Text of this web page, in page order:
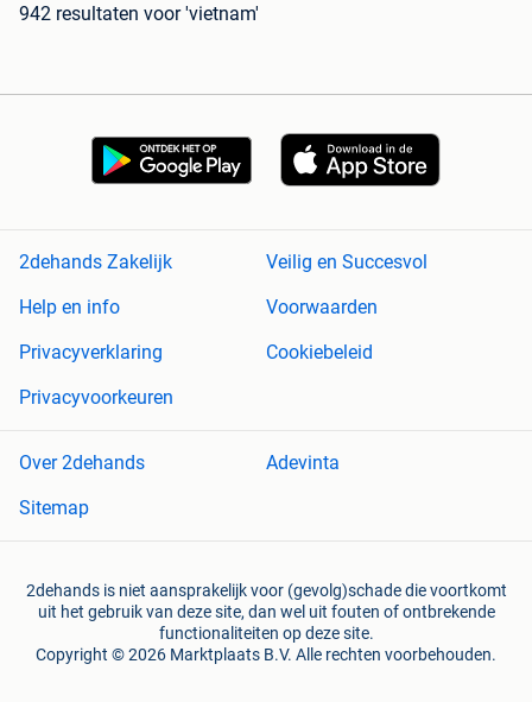
942 resultaten voor 'vietnam'
2dehands Zakelijk
Veilig en Succesvol
Help en info
Voorwaarden
Privacyverklaring
Cookiebeleid
Privacyvoorkeuren
Over 2dehands
Adevinta
Sitemap
2dehands is niet aansprakelijk voor (gevolg)schade die voortkomt
uit het gebruik van deze site, dan wel uit fouten of ontbrekende
functionaliteiten op deze site.
Copyright © 2026 Marktplaats B.V. Alle rechten voorbehouden.